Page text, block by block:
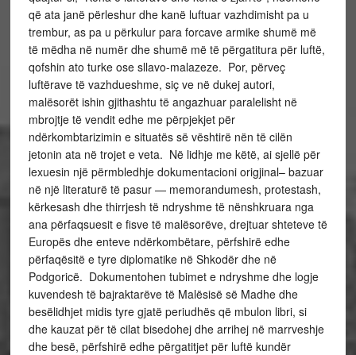
që ata janë përleshur dhe kanë luftuar vazhdimisht pa u
trembur, as pa u përkulur para forcave armike shumë më
të mëdha në numër dhe shumë më të përgatitura për luftë,
qofshin ato turke ose sllavo-malazeze. Por, përveç
luftërave të vazhdueshme, siç ve në dukej autori,
malësorët ishin gjithashtu të angazhuar paralelisht në
mbrojtje të vendit edhe me përpjekjet për
ndërkombtarizimin e situatës së vështirë nën të cilën
jetonin ata në trojet e veta. Në lidhje me këtë, ai sjellë për
lexuesin një përmbledhje dokumentacioni origjinal– bazuar
në një literaturë të pasur — memorandumesh, protestash,
kërkesash dhe thirrjesh të ndryshme të nënshkruara nga
ana përfaqsuesit e fisve të malësorëve, drejtuar shteteve të
Europës dhe enteve ndërkombëtare, përfshirë edhe
përfaqësitë e tyre diplomatike në Shkodër dhe në
Podgoricë. Dokumentohen tubimet e ndryshme dhe logje
kuvendesh të bajraktarëve të Malësisë së Madhe dhe
besëlidhjet midis tyre gjatë periudhës që mbulon libri, si
dhe kauzat për të cilat bisedohej dhe arrihej në marrveshje
dhe besë, përfshirë edhe përgatitjet për luftë kundër